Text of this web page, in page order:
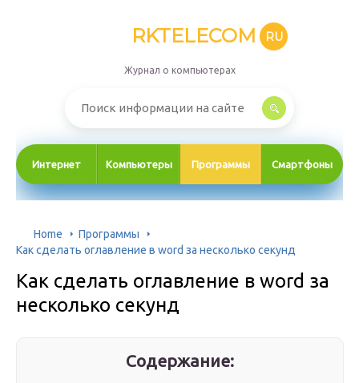
RKTELECOM RU
Журнал о компьютерах
Интернет Компьютеры Программы Смартфоны
Home
Программы
Как сделать оглавление в word за несколько секунд
Как сделать оглавление в word за
несколько секунд
Содержание: